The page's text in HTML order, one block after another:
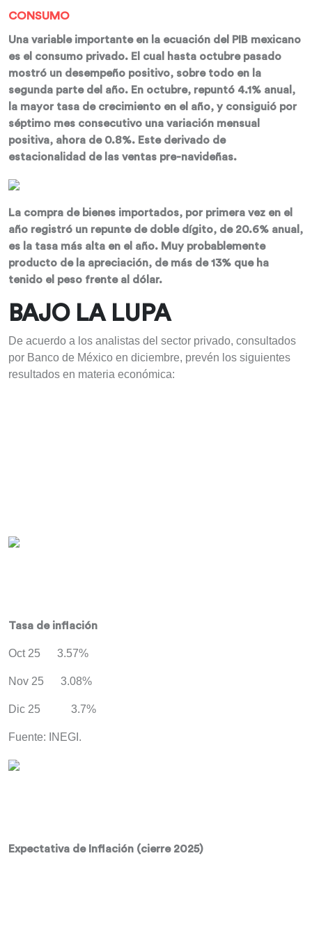
CONSUMO
Una variable importante en la ecuación del PIB mexicano
es el consumo privado. El cual hasta octubre pasado
mostró un desempeño positivo, sobre todo en la
segunda parte del año. En octubre, repuntó 4.1% anual,
la mayor tasa de crecimiento en el año, y consiguió por
séptimo mes consecutivo una variación mensual
positiva, ahora de 0.8%. Este derivado de
estacionalidad de las ventas pre-navideñas.
La compra de bienes importados, por primera vez en el
año registró un repunte de doble dígito, de 20.6% anual,
es la tasa más alta en el año. Muy probablemente
producto de la apreciación, de más de 13% que ha
tenido el peso frente al dólar.
BAJO LA LUPA
De acuerdo a los analistas del sector privado, consultados
por Banco de México en diciembre, prevén los siguientes
resultados en materia económica:
Tasa de inflación
Oct 25 3.57%
Nov 25 3.08%
Dic 25 3.7%
Fuente: INEGI.
Expectativa de Inflación (cierre 2025)